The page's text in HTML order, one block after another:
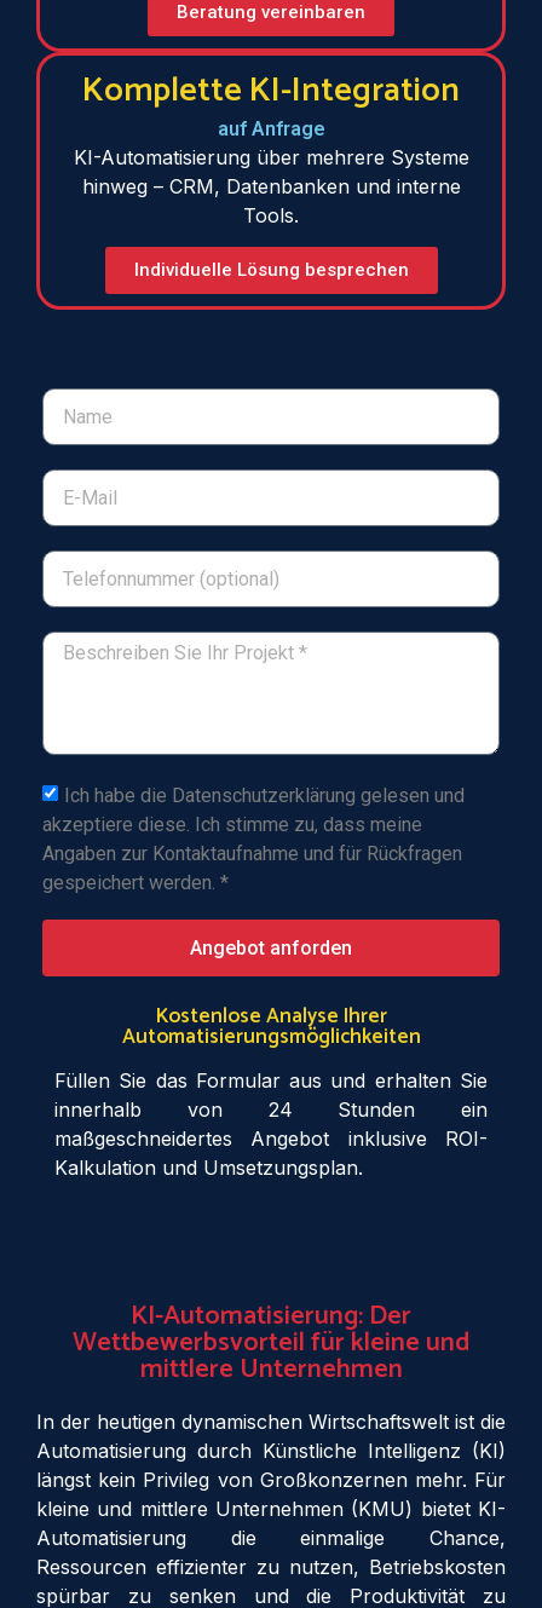
Beratung vereinbaren
Komplette KI-Integration
auf Anfrage
KI-Automatisierung über mehrere Systeme
hinweg – CRM, Datenbanken und interne
Tools.
Individuelle Lösung besprechen
Ich habe die Datenschutzerklärung gelesen und
akzeptiere diese. Ich stimme zu, dass meine
Angaben zur Kontaktaufnahme und für Rückfragen
gespeichert werden. *
Angebot anforden
Kostenlose Analyse Ihrer
Automatisierungsmöglichkeiten
Füllen Sie das Formular aus und erhalten Sie
innerhalb von 24 Stunden ein
maßgeschneidertes Angebot inklusive ROI-
Kalkulation und Umsetzungsplan.
KI-Automatisierung: Der
Wettbewerbsvorteil für kleine und
mittlere Unternehmen
In der heutigen dynamischen Wirtschaftswelt ist die
Automatisierung durch Künstliche Intelligenz (KI)
längst kein Privileg von Großkonzernen mehr. Für
kleine und mittlere Unternehmen (KMU) bietet KI-
Automatisierung die einmalige Chance,
Ressourcen effizienter zu nutzen, Betriebskosten
spürbar zu senken und die Produktivität zu